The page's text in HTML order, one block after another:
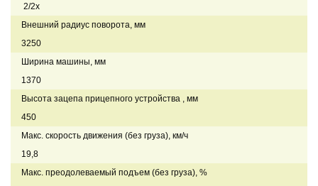
2/2x
Внешний радиус поворота, мм
3250
Ширина машины, мм
1370
Высота зацепа прицепного устройства , мм
450
Макс. скорость движения (без груза), км/ч
19,8
Макс. преодолеваемый подъем (без груза), %